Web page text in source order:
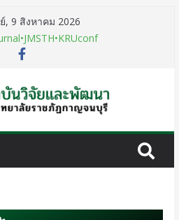
, 9 สิงหาคม 2026
•JMSTH•KRUconf